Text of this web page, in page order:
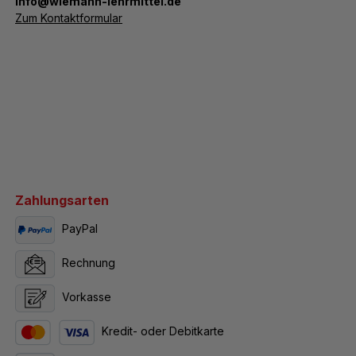
Zum Kontaktformular
Zahlungsarten
PayPal
Rechnung
Vorkasse
Kredit- oder Debitkarte